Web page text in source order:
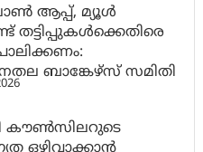
ആപ്പ്, മ്യൂൾ
തട്ടിപ്പുകൾക്കെതിരെ
ബാങ്കേഴ്സ് സമിതി
കൗൺസിലറുടെ
ഒഴിവാക്കാൻ